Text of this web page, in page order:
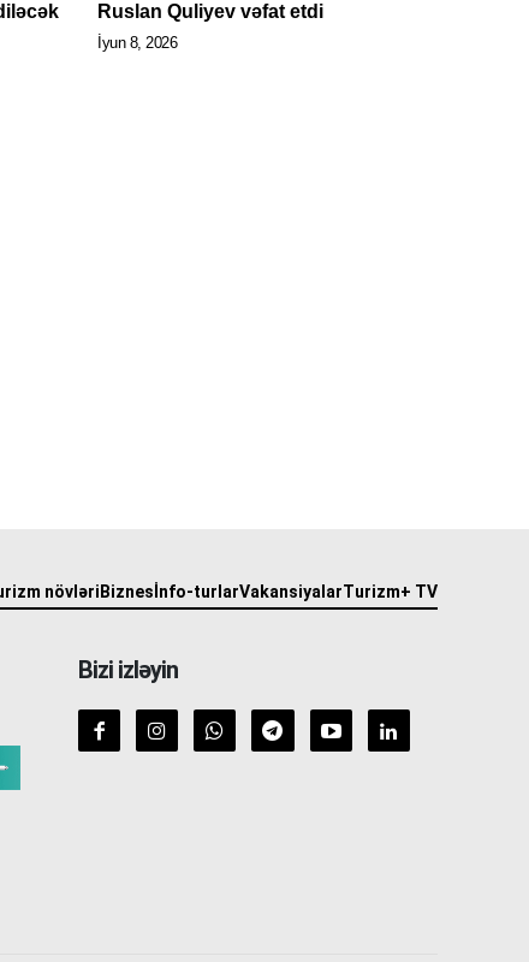
Ruslan Quliyev vəfat etdi
İyun 8, 2026
növləri Biznes İnfo-turlarVakansiyalarTurizm+ TV
Bizi izləyin